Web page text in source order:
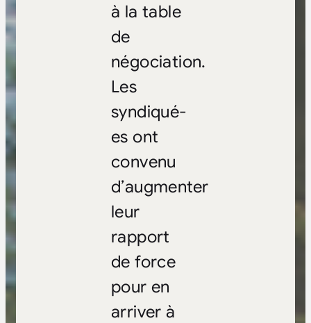
à la table
de
négociation.
Les
syndiqué-
es ont
convenu
d’augmenter
leur
rapport
de force
pour en
arriver à